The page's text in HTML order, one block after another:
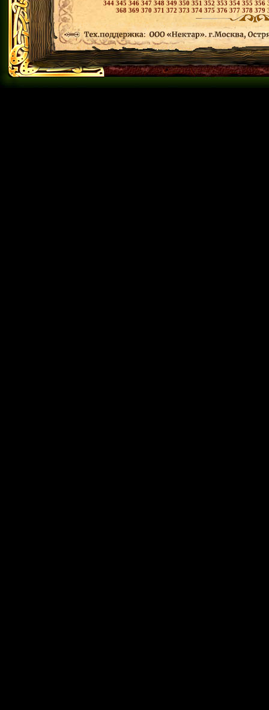
344 345 346 347 348 349 350 351 352 353 354 355 356
368 369 370 371 372373 374 375 376 377 378 379